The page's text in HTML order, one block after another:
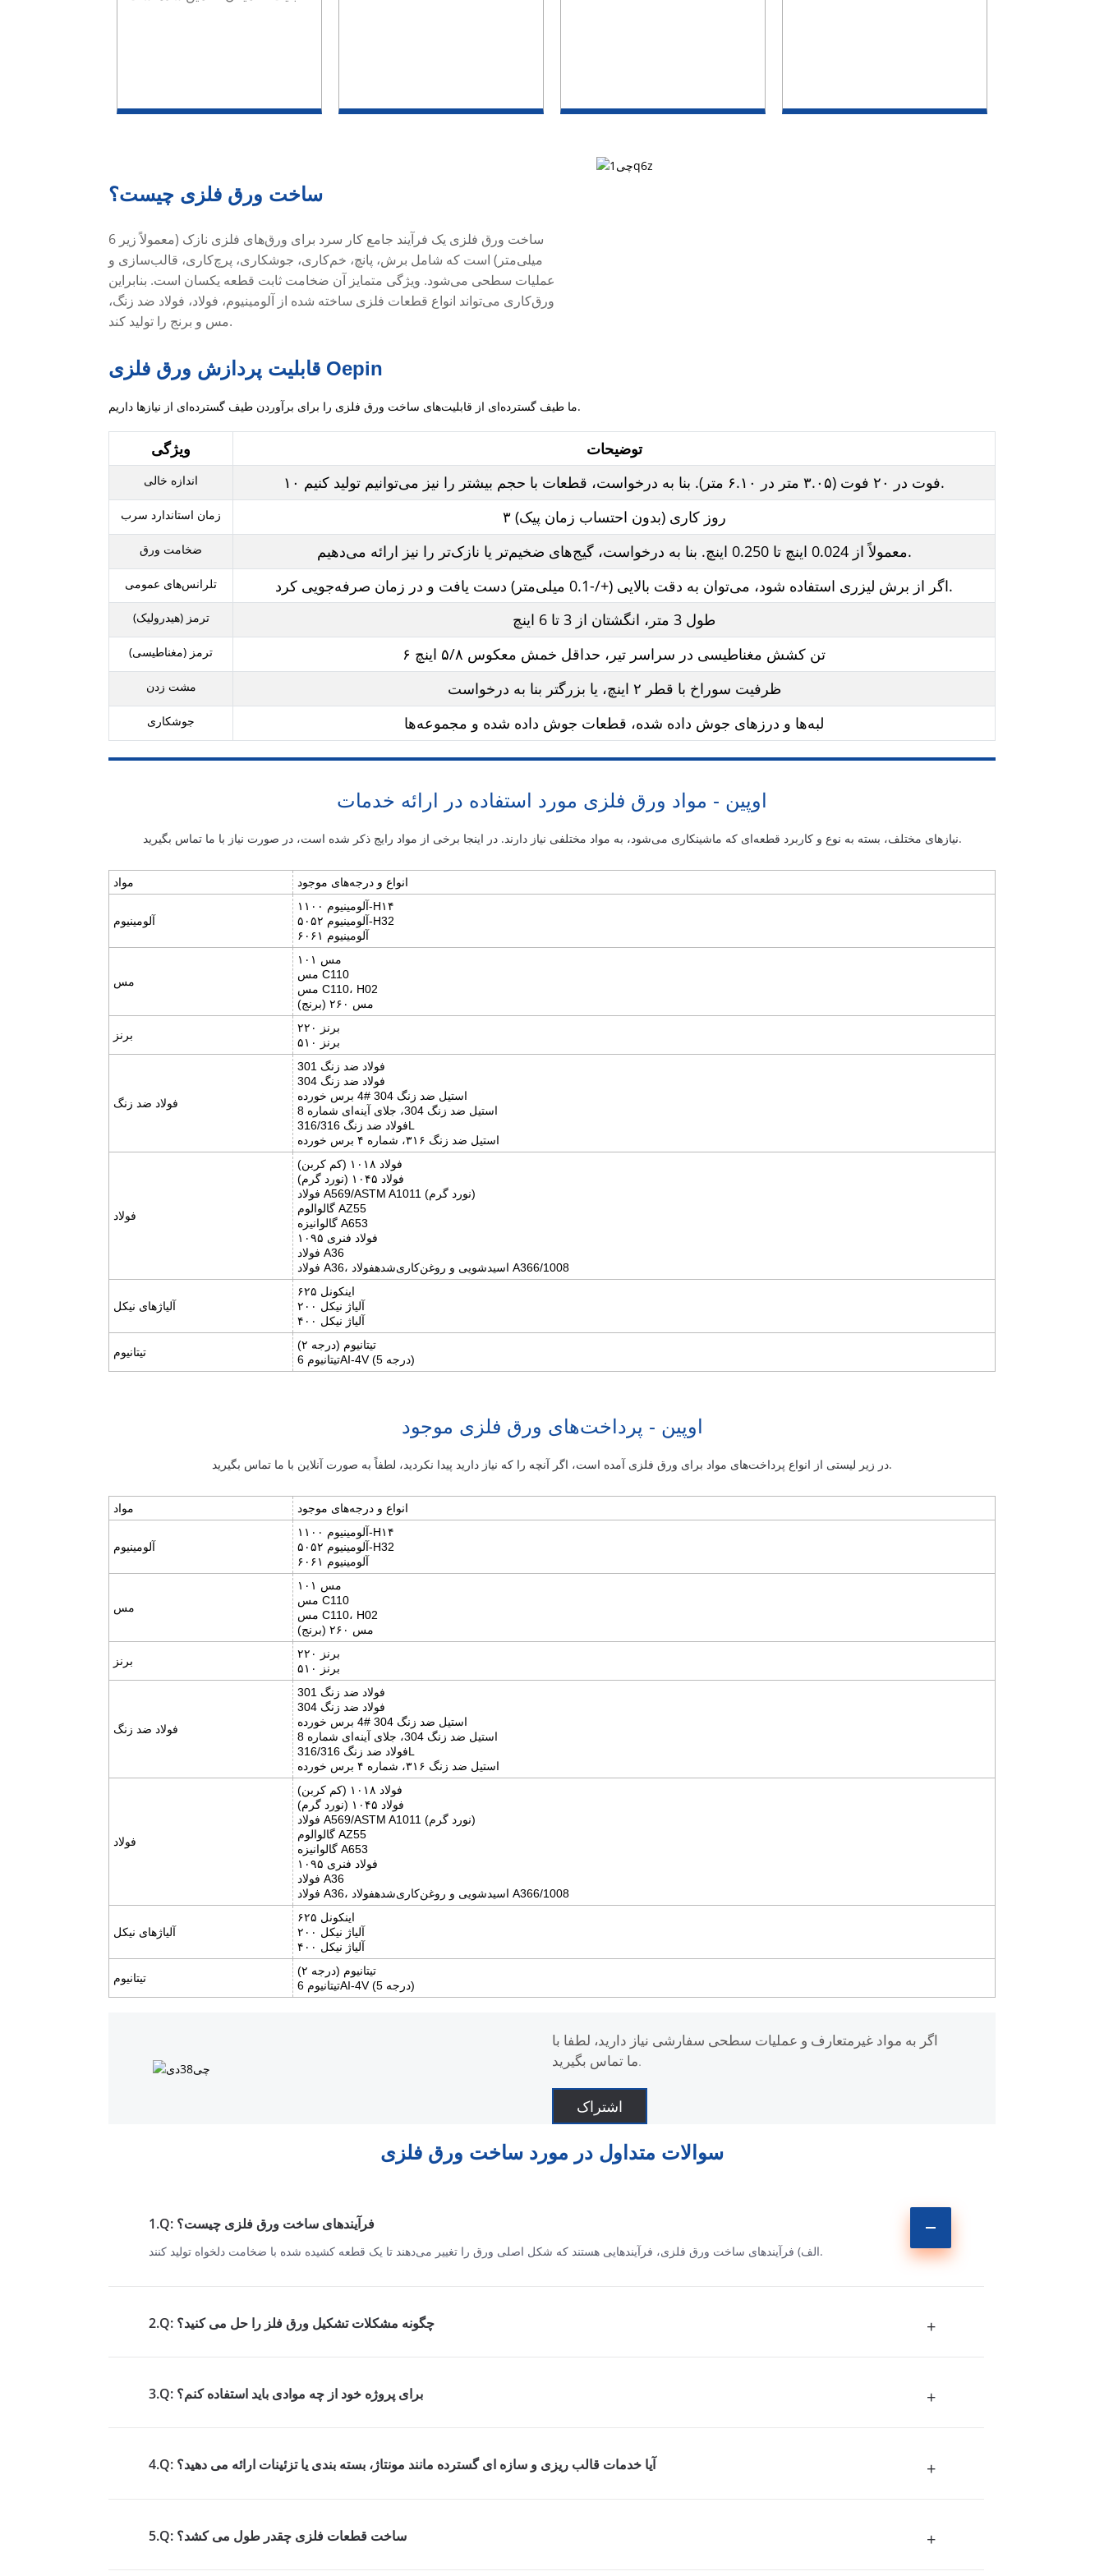
ساخت ورق فلزی چیست؟
ساخت ورق فلزی یک فرآیند جامع کار سرد برای ورق‌های فلزی نازک (معمولاً زیر 6
میلی‌متر) است که شامل برش، پانچ، خم‌کاری، جوشکاری، پرچ‌کاری، قالب‌سازی و
عملیات سطحی می‌شود. ویژگی متمایز آن ضخامت ثابت قطعه یکسان است. بنابراین
ورق‌کاری می‌تواند انواع قطعات فلزی ساخته شده از آلومینیوم، فولاد، فولاد ضد زنگ،
مس و برنج را تولید کند.
قابلیت پردازش ورق فلزی Oepin
ما طیف گسترده‌ای از قابلیت‌های ساخت ورق فلزی را برای برآوردن طیف گسترده‌ای از نیازها داریم.
ویژگی توضیحات
اندازه خالی ۱۰ فوت در ۲۰ فوت (۳.۰۵ متر در ۶.۱۰ متر). بنا به درخواست، قطعات با حجم بیشتر را نیز می‌توانیم تولید کنیم.
زمان استاندارد سرب ۳ روز کاری (بدون احتساب زمان پیک)
ضخامت ورق معمولاً از 0.024 اینچ تا 0.250 اینچ. بنا به درخواست، گیج‌های ضخیم‌تر یا نازک‌تر را نیز ارائه می‌دهیم.
تلرانس‌های عمومی اگر از برش لیزری استفاده شود، می‌توان به دقت بالایی (+/-0.1 میلی‌متر) دست یافت و در زمان صرفه‌جویی کرد.
ترمز (هیدرولیک) طول 3 متر، انگشتان از 3 تا 6 اینچ
ترمز (مغناطیسی) ۶ تن کشش مغناطیسی در سراسر تیر، حداقل خمش معکوس ۵/۸ اینچ
مشت زدن ظرفیت سوراخ با قطر ۲ اینچ، یا بزرگتر بنا به درخواست
جوشکاری لبه‌ها و درزهای جوش داده شده، قطعات جوش داده شده و مجموعه‌ها
اوپین - مواد ورق فلزی مورد استفاده در ارائه خدمات
نیازهای مختلف، بسته به نوع و کاربرد قطعه‌ای که ماشینکاری می‌شود، به مواد مختلفی نیاز دارند. در اینجا برخی از مواد رایج ذکر شده است، در صورت نیاز با ما تماس بگیرید.
مواد انواع و درجه‌های موجود
آلومینیوم
آلومینیوم ۱۱۰۰-H۱۴
آلومینیوم ۵۰۵۲-H32
آلومینیوم ۶۰۶۱
مس
مس ۱۰۱
مس C110
مس C110، H02
مس ۲۶۰ (برنج)
برنز
برنز ۲۲۰
برنز ۵۱۰
فولاد ضد زنگ
فولاد ضد زنگ 301
فولاد ضد زنگ 304
استیل ضد زنگ 304 #4 برس خورده
استیل ضد زنگ 304، جلای آینه‌ای شماره 8
فولاد ضد زنگ 316/316L
استیل ضد زنگ ۳۱۶، شماره ۴ برس خورده
فولاد
فولاد ۱۰۱۸ (کم کربن)
فولاد ۱۰۴۵ (نورد گرم)
فولاد A569/ASTM A1011 (نورد گرم)
گالوالوم AZ55
گالوانیزه A653
فولاد فنری ۱۰۹۵
فولاد A36
فولاد A36، اسیدشویی و روغن‌کاری‌شدهفولاد A366/1008
آلیاژهای نیکل
اینکونل ۶۲۵
آلیاژ نیکل ۲۰۰
آلیاژ نیکل ۴۰۰
تیتانیوم
تیتانیوم (درجه ۲)
تیتانیوم 6AI-4V (درجه 5)
اوپین - پرداخت‌های ورق فلزی موجود
در زیر لیستی از انواع پرداخت‌های مواد برای ورق فلزی آمده است، اگر آنچه را که نیاز دارید پیدا نکردید، لطفاً به صورت آنلاین با ما تماس بگیرید.
مواد انواع و درجه‌های موجود
آلومینیوم
آلومینیوم ۱۱۰۰-H۱۴
آلومینیوم ۵۰۵۲-H32
آلومینیوم ۶۰۶۱
مس
مس ۱۰۱
مس C110
مس C110، H02
مس ۲۶۰ (برنج)
برنز
برنز ۲۲۰
برنز ۵۱۰
فولاد ضد زنگ
فولاد ضد زنگ 301
فولاد ضد زنگ 304
استیل ضد زنگ 304 #4 برس خورده
استیل ضد زنگ 304، جلای آینه‌ای شماره 8
فولاد ضد زنگ 316/316L
استیل ضد زنگ ۳۱۶، شماره ۴ برس خورده
فولاد
فولاد ۱۰۱۸ (کم کربن)
فولاد ۱۰۴۵ (نورد گرم)
فولاد A569/ASTM A1011 (نورد گرم)
گالوالوم AZ55
گالوانیزه A653
فولاد فنری ۱۰۹۵
فولاد A36
فولاد A36، اسیدشویی و روغن‌کاری‌شدهفولاد A366/1008
آلیاژهای نیکل
اینکونل ۶۲۵
آلیاژ نیکل ۲۰۰
آلیاژ نیکل ۴۰۰
تیتانیوم
تیتانیوم (درجه ۲)
تیتانیوم 6AI-4V (درجه 5)
اگر به مواد غیرمتعارف و عملیات سطحی سفارشی نیاز دارید، لطفا با
ما تماس بگیرید.
اشتراک
سوالات متداول در مورد ساخت ورق فلزی
1.Q: فرآیندهای ساخت ورق فلزی چیست؟
الف) فرآیندهای ساخت ورق فلزی، فرآیندهایی هستند که شکل اصلی ورق را تغییر می‌دهند تا یک قطعه کشیده شده با ضخامت دلخواه تولید کنند.
2.Q: چگونه مشکلات تشکیل ورق فلز را حل می کنید؟ +
3.Q: برای پروژه خود از چه موادی باید استفاده کنم؟ +
4.Q: آیا خدمات قالب ریزی و سازه ای گسترده مانند مونتاژ، بسته بندی یا تزئینات ارائه می دهید؟ +
5.Q: ساخت قطعات فلزی چقدر طول می کشد؟ +